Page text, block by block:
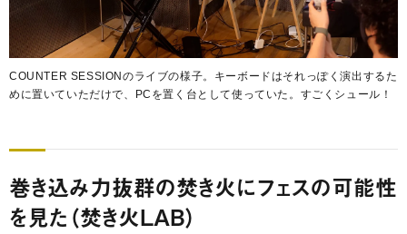
COUNTER SESSIONのライブの様子。キーボードはそれっぽく演出するた
めに置いていただけで、PCを置く台として使っていた。すごくシュール！
巻き込み力抜群の焚き火にフェスの可能性
を見た（焚き火LAB）